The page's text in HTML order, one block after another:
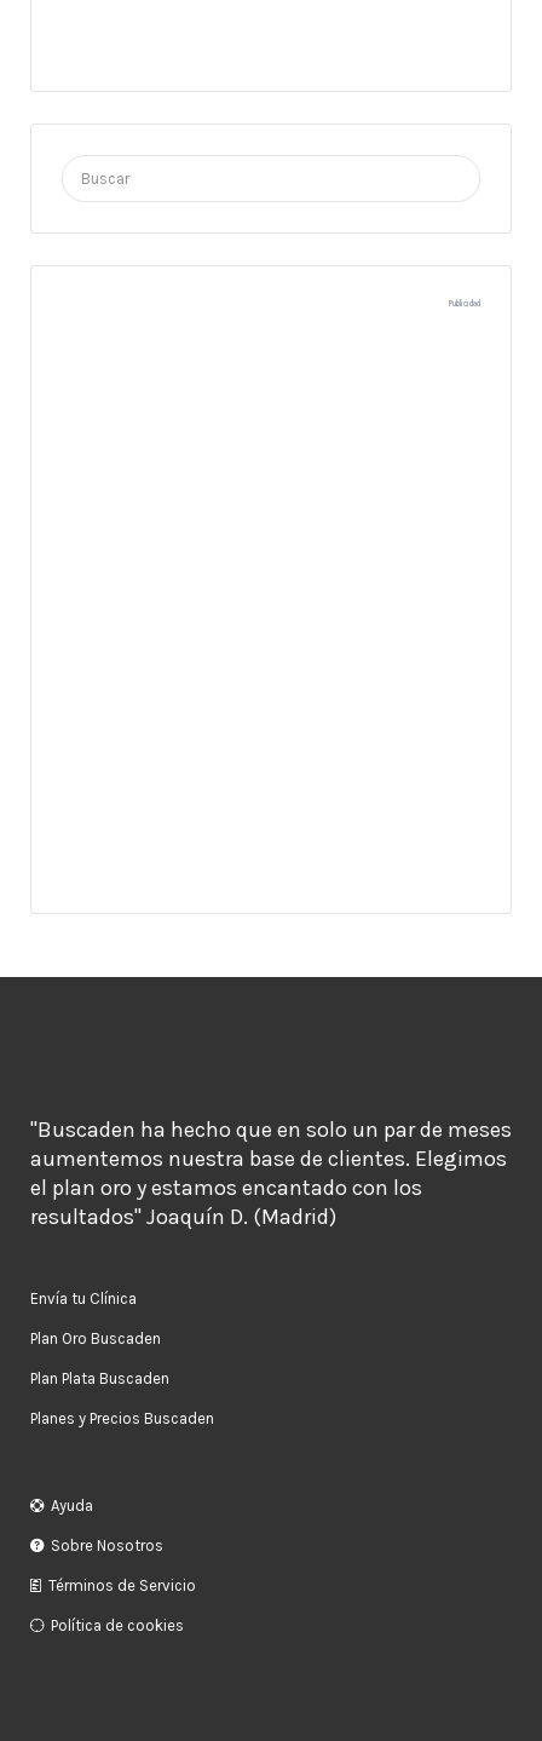
Buscar
por:
Publicidad
"Buscaden ha hecho que en solo un par de meses
aumentemos nuestra base de clientes. Elegimos
el plan oro y estamos encantado con los
resultados" Joaquín D. (Madrid)
Envía tu Clínica
Plan Oro Buscaden
Plan Plata Buscaden
Planes y Precios Buscaden
Ayuda
Sobre Nosotros
Términos de Servicio
Política de cookies